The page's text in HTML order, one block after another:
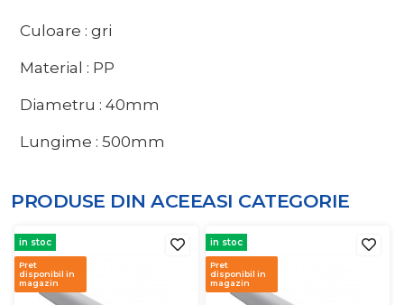
Culoare : gri
Material : PP
Diametru : 40mm
Lungime : 500mm
PRODUSE DIN ACEEASI CATEGORIE
in stoc
Pret
disponibil in
magazin
in stoc
Pret
disponibil in
magazin